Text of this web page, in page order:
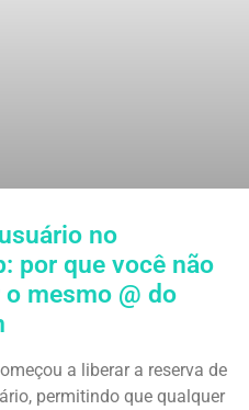
no
por que você não
mesmo @ do
a liberar a reserva de
permitindo que qualquer